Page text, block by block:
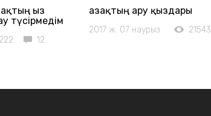
Қыз
түсірмедім
12
Қазақтың ару қыздары
2017 ж. 07 наурыз 21543